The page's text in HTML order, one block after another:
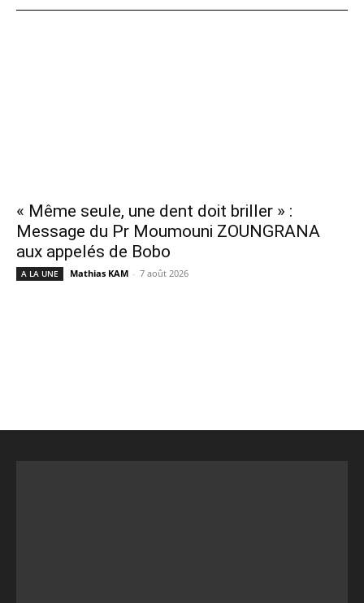
« Même seule, une dent doit briller » :
Message du Pr Moumouni ZOUNGRANA
aux appelés de Bobo
A LA UNE Mathias KAM - 7 août 2026